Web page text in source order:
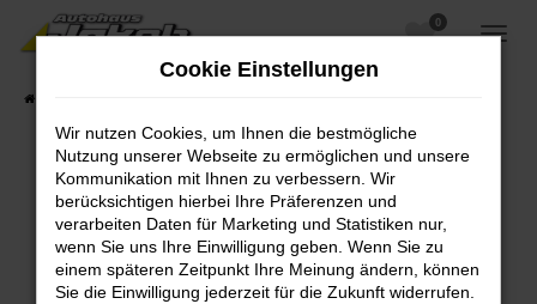
Zum
Hauptinhalt
0
Fehler: Network Error
Beim Laden ist ein Fehler aufgetreten.
Hier sind ein paar Tipps, die dir helfen können:
Cookie Einstellungen
Wir nutzen Cookies, um Ihnen die bestmögliche
Nutzung unserer Webseite zu ermöglichen und unsere
Kommunikation mit Ihnen zu verbessern. Wir
berücksichtigen hierbei Ihre Präferenzen und
verarbeiten Daten für Marketing und Statistiken nur,
wenn Sie uns Ihre Einwilligung geben. Wenn Sie zu
einem späteren Zeitpunkt Ihre Meinung ändern, können
Sie die Einwilligung jederzeit für die Zukunft widerrufen.